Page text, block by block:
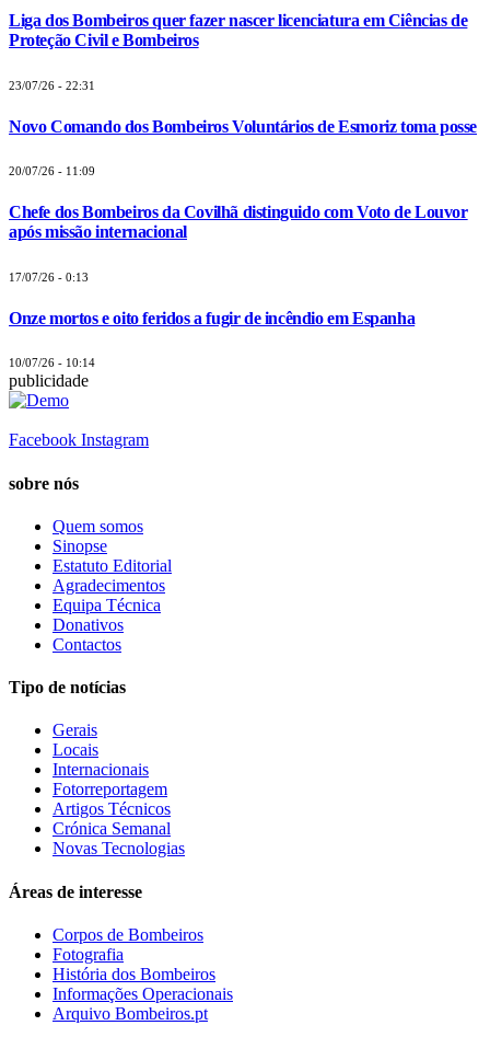
Liga dos Bombeiros quer fazer nascer licenciatura em Ciências de
Proteção Civil e Bombeiros
23/07/26 - 22:31
Novo Comando dos Bombeiros Voluntários de Esmoriz toma posse
20/07/26 - 11:09
Chefe dos Bombeiros da Covilhã distinguido com Voto de Louvor
após missão internacional
17/07/26 - 0:13
Onze mortos e oito feridos a fugir de incêndio em Espanha
10/07/26 - 10:14
publicidade
Facebook Instagram
sobre nós
Quem somos
Sinopse
Estatuto Editorial
Agradecimentos
Equipa Técnica
Donativos
Contactos
Tipo de notícias
Gerais
Locais
Internacionais
Fotorreportagem
Artigos Técnicos
Crónica Semanal
Novas Tecnologias
Áreas de interesse
Corpos de Bombeiros
Fotografia
História dos Bombeiros
Informações Operacionais
Arquivo Bombeiros.pt